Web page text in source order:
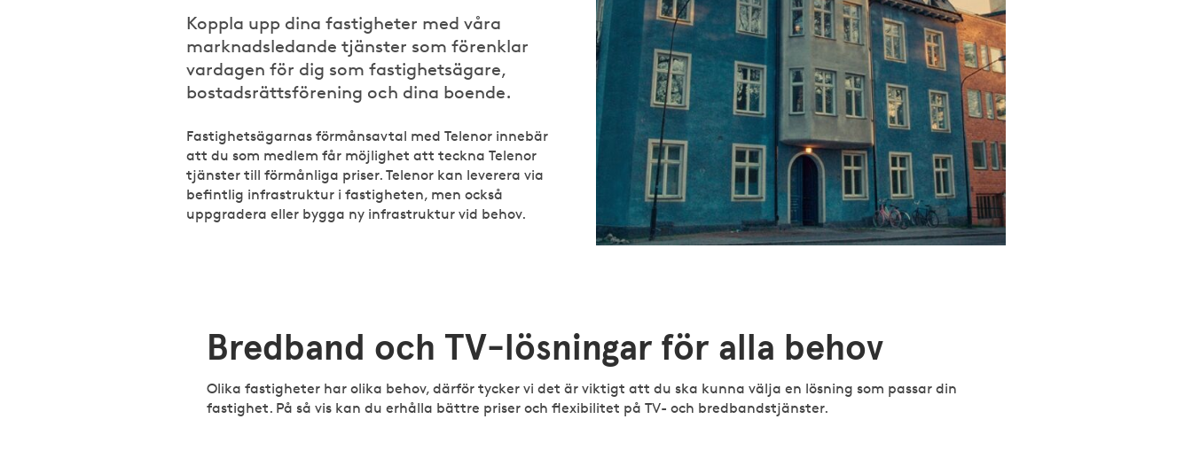
Koppla upp dina fastigheter med våra
marknadsledande tjänster som förenklar
vardagen för dig som fastighetsägare,
bostadsrättsförening och dina boende.
Fastighetsägarnas förmånsavtal med Telenor innebär
att du som medlem får möjlighet att teckna Telenor
tjänster till förmånliga priser. Telenor kan leverera via
befintlig infrastruktur i fastigheten, men också
uppgradera eller bygga ny infrastruktur vid behov.
Bredband och TV-lösningar för alla behov
Olika fastigheter har olika behov, därför tycker vi det är viktigt att du ska kunna välja en lösning som passar din
fastighet. På så vis kan du erhålla bättre priser och flexibilitet på TV- och bredbandstjänster.